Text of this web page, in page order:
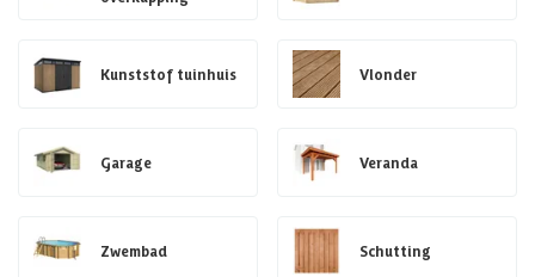
Kunststof tuinhuis Vlonder
Garage Veranda
Zwembad Schutting